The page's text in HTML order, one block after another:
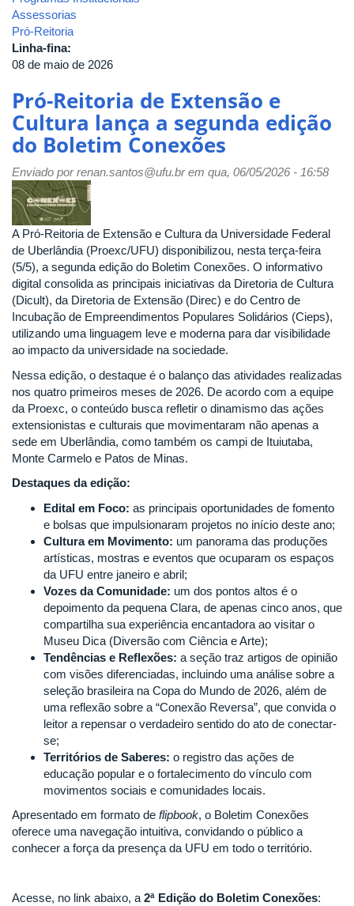
Assessorias
Pró-Reitoria
Linha-fina:
08 de maio de 2026
Pró-Reitoria de Extensão e
Cultura lança a segunda edição
do Boletim Conexões
Enviado porrenan.santos@ufu.brem qua, 06/05/2026 - 16:58
A Pró-Reitoria de Extensão e Cultura da Universidade Federal
de Uberlândia (Proexc/UFU) disponibilizou, nesta terça-feira
(5/5), a segunda edição do Boletim Conexões. O informativo
digital consolida as principais iniciativas da Diretoria de Cultura
(Dicult), da Diretoria de Extensão (Direc) e do Centro de
Incubação de Empreendimentos Populares Solidários (Cieps),
utilizando uma linguagem leve e moderna para dar visibilidade
ao impacto da universidade na sociedade.
Nessa edição, o destaque é o balanço das atividades realizadas
nos quatro primeiros meses de 2026. De acordo com a equipe
da Proexc, o conteúdo busca refletir o dinamismo das ações
extensionistas e culturais que movimentaram não apenas a
sede em Uberlândia, como também os campi de Ituiutaba,
Monte Carmelo e Patos de Minas.
Destaques da edição:
Edital em Foco: as principais oportunidades de fomento
e bolsas que impulsionaram projetos no início deste ano;
Cultura em Movimento: um panorama das produções
artísticas, mostras e eventos que ocuparam os espaços
da UFU entre janeiro e abril;
Vozes da Comunidade: um dos pontos altos é o
depoimento da pequena Clara, de apenas cinco anos, que
compartilha sua experiência encantadora ao visitar o
Museu Dica (Diversão com Ciência e Arte);
Tendências e Reflexões: a seção traz artigos de opinião
com visões diferenciadas, incluindo uma análise sobre a
seleção brasileira na Copa do Mundo de 2026, além de
uma reflexão sobre a “Conexão Reversa”, que convida o
leitor a repensar o verdadeiro sentido do ato de conectar-
se;
Territórios de Saberes: o registro das ações de
educação popular e o fortalecimento do vínculo com
movimentos sociais e comunidades locais.
Apresentado em formato de flipbook, o Boletim Conexões
oferece uma navegação intuitiva, convidando o público a
conhecer a força da presença da UFU em todo o território.
Acesse, no link abaixo, a 2ª Edição do Boletim Conexões: